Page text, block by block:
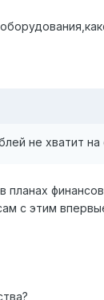
не хватит
планах
с этим